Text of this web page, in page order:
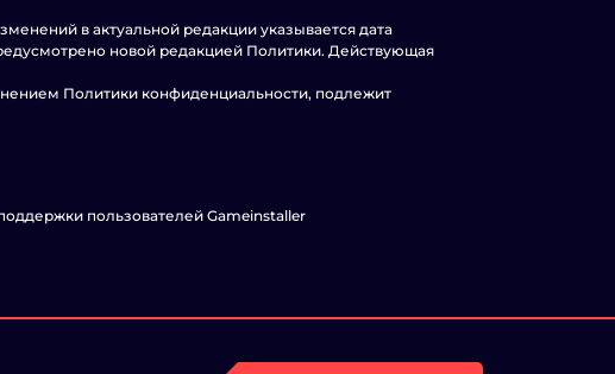
в актуальной редакции указывается дата
новой редакцией Политики. Действующая
Политики конфиденциальности, подлежит
пользователей Gameinstaller